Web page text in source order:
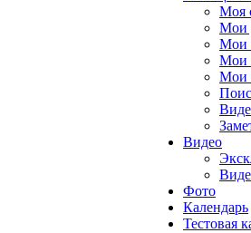
Моя
Мои
Мои
Мои
Мои
Видео
Фото
Календарь
Тестовая